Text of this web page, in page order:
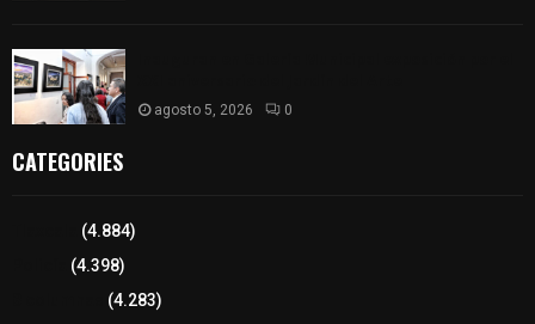
agosto 5, 2026 0
CATEGORIES
(4.884)
(4.398)
(4.283)